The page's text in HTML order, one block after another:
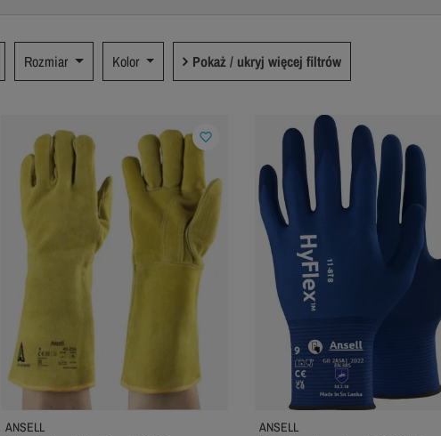
Rozmiar Kolor Pokaż / ukryj więcej filtrów
ANSELL
favorite_border
ANSELL